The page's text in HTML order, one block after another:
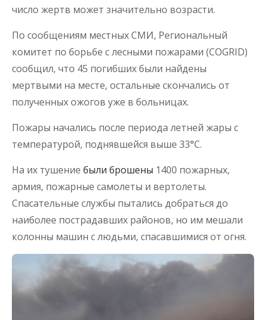
число жертв может значительно возрасти.
По сообщениям местных СМИ, Региональный
комитет по борьбе с лесными пожарами (COGRID)
сообщил, что 45 погибших были найдены
мертвыми на месте, остальные скончались от
полученных ожогов уже в больницах.
Пожары начались после периода летней жары с
температурой, поднявшейся выше 33°С.
На их тушение были брошены 1400 пожарных,
армия, пожарные самолеты и вертолеты.
Спасательные службы пытались добраться до
наиболее пострадавших районов, но им мешали
колонны машин с людьми, спасавшимися от огня.